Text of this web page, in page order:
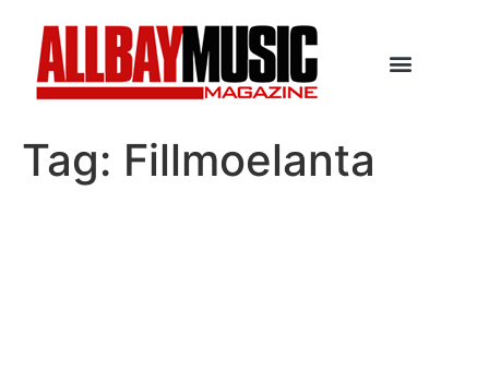
Tag: Fillmoelanta